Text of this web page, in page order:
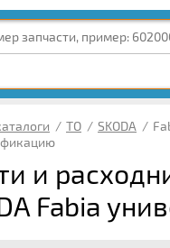
/ ТО / SKODA /
и
Fabia